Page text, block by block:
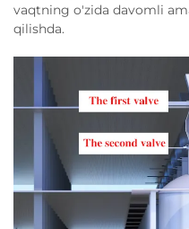
vaqtning o'zida davomli
qilishda.